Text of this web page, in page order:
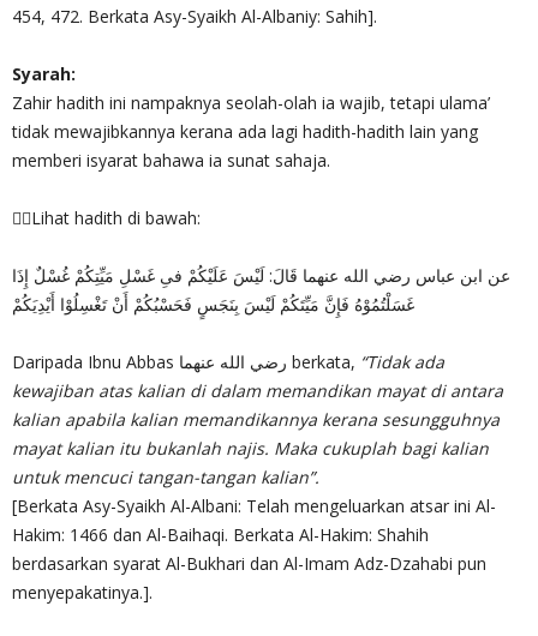
454, 472. Berkata Asy-Syaikh Al-Albaniy: Sahih].
Syarah:
Zahir hadith ini nampaknya seolah-olah ia wajib, tetapi ulama’
tidak mewajibkannya kerana ada lagi hadith-hadith lain yang
memberi isyarat bahawa ia sunat sahaja.
✍🏻Lihat hadith di bawah:
عن ابن عباس رضي الله عنهما قَالَ: لَيْسَ عَلَيْكُمْ فىِ غَسْلِ مَيِّتِكُمْ غُسْلٌ إِذَا
غَسَلْتُمُوْهُ فَإِنَّ مَيِّتَكُمْ لَيْسَ بِنَجَسٍ فَحَسْبُكُمْ أَنْ تَغْسِلُوْا أَيْدِيَكُمْ
Daripada Ibnu Abbas رضي الله عنهما berkata, “Tidak ada
kewajiban atas kalian di dalam memandikan mayat di antara
kalian apabila kalian memandikannya kerana sesungguhnya
mayat kalian itu bukanlah najis. Maka cukuplah bagi kalian
untuk mencuci tangan-tangan kalian”.
[Berkata Asy-Syaikh Al-Albani: Telah mengeluarkan atsar ini Al-
Hakim: 1466 dan Al-Baihaqi. Berkata Al-Hakim: Shahih
berdasarkan syarat Al-Bukhari dan Al-Imam Adz-Dzahabi pun
menyepakatinya.].